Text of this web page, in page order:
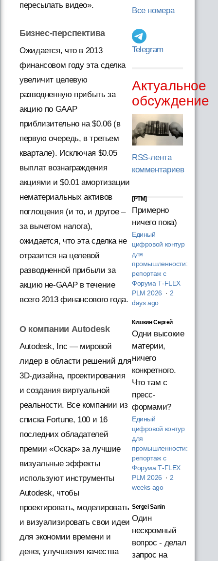
пересылать видео».
Бизнес-перспектива
Ожидается, что в 2013
финансовом году эта сделка
увеличит целевую
разводненную прибыть за
акцию по GAAP
приблизительно на $0.06 (в
первую очередь, в третьем
квартале). Исключая $0.05
выплат вознаграждения
акциями и $0.01 амортизации
нематериальных активов
поглощения (и то, и другое –
за вычетом налога),
ожидается, что эта сделка не
отразится на целевой
разводненной прибыли за
акцию не-GAAP в течение
всего 2013 финансового года.
О компании Autodesk
Autodesk, Inc ― мировой
лидер в области решений для
3D-дизайна, проектирования
и создания виртуальной
реальности. Все компании из
списка Fortune, 100 и 16
последних обладателей
премии «Оскар» за лучшие
визуальные эффекты
используют инструменты
Autodesk, чтобы
проектировать, моделировать
и визуализировать свои идеи
для экономии времени и
денег, улучшения качества
Все номера
Telegram
Актуальное
обсуждение
RSS-лента
комментариев
[PTM]
Примерно
ничего пока)
Единый
цифровой контур
для
промышленности:
репортаж с
Форума T‑FLEX
PLM 2026 · 2
days ago
Кишкин Сергей
Одни высокие
материи,
ничего
конкретного.
Что там с
пресс-
формами?
Единый
цифровой контур
для
промышленности:
репортаж с
Форума T‑FLEX
PLM 2026 · 2
weeks ago
Sergei Sanin
Один
нескромный
вопрос - делал
запрос на